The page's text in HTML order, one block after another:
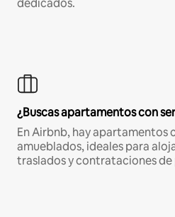
dedicados.
¿Buscas apartamentos con
En Airbnb, hay
amueblados, ideales para
traslados y contrataciones de